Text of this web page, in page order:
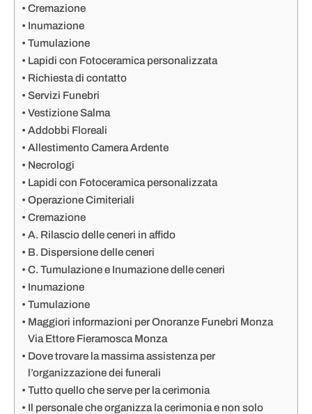
Cremazione
Inumazione
Tumulazione
Lapidi con Fotoceramica personalizzata
Richiesta di contatto
Servizi Funebri
Vestizione Salma
Addobbi Floreali
Allestimento Camera Ardente
Necrologi
Lapidi con Fotoceramica personalizzata
Operazione Cimiteriali
Cremazione
A. Rilascio delle ceneri in affido
B. Dispersione delle ceneri
C. Tumulazione e Inumazione delle ceneri
Inumazione
Tumulazione
Maggiori informazioni per Onoranze Funebri Monza
Via Ettore Fieramosca Monza
Dove trovare la massima assistenza per
l’organizzazione dei funerali
Tutto quello che serve per la cerimonia
Il personale che organizza la cerimonia e non solo